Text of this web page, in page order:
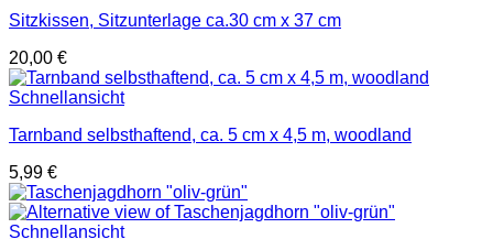
Sitzkissen, Sitzunterlage ca.30 cm x 37 cm
20,00 €
Schnellansicht
Tarnband selbsthaftend, ca. 5 cm x 4,5 m, woodland
5,99 €
Schnellansicht